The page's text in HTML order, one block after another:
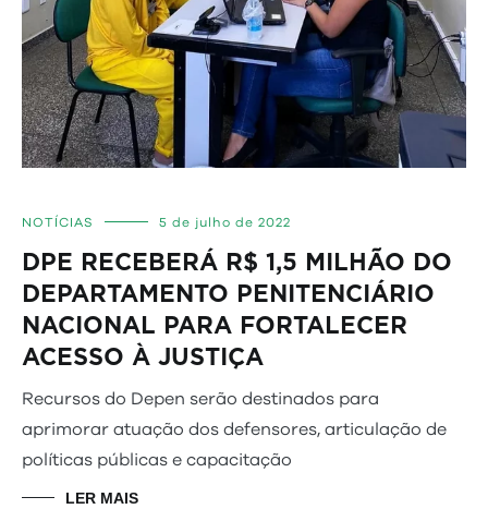
NOTÍCIAS 5 de julho de 2022
DPE RECEBERÁ R$ 1,5 MILHÃO DO
DEPARTAMENTO PENITENCIÁRIO
NACIONAL PARA FORTALECER
ACESSO À JUSTIÇA
Recursos do Depen serão destinados para
aprimorar atuação dos defensores, articulação de
políticas públicas e capacitação
LER MAIS